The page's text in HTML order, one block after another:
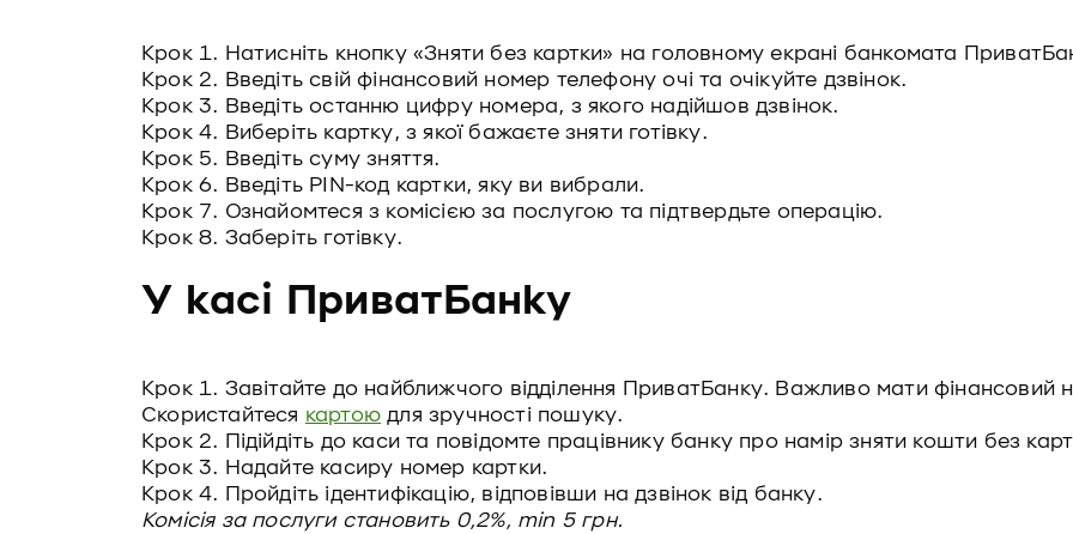
Крок 1. Натисніть кнопку «Зняти без картки» на головному екрані банкомата
Крок 2. Введіть свій фінансовий номер телефону очі та очікуйте дзвінок.
Крок 3. Введіть останню цифру номера, з якого надійшов дзвінок.
Крок 4. Виберіть картку, з якої бажаєте зняти готівку.
Крок 5. Введіть суму зняття.
Крок 6. Введіть PIN-код картки, яку ви вибрали.
Крок 7. Ознайомтеся з комісією за послугою та підтвердьте операцію.
Крок 8. Заберіть готівку.
У касі ПриватБанку
Крок 1. Завітайте до найближчого відділення ПриватБанку. Важливо мати фінансовий
Скористайтеся картою для зручності пошуку.
Крок 2. Підійдіть до каси та повідомте працівнику банку про намір зняти кошти без
Крок 3. Надайте касиру номер картки.
Крок 4. Пройдіть ідентифікацію, відповівши на дзвінок від банку.
Комісія за послуги становить 0,2%, min 5 грн.